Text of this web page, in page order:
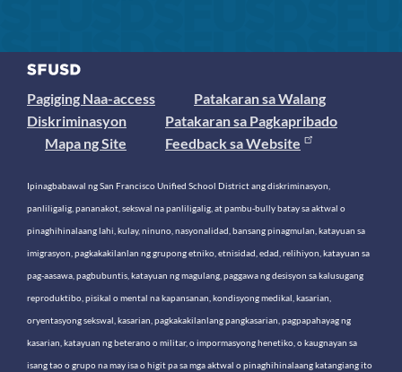
Pagiging Naa-access
Patakaran sa Walang
Diskriminasyon
Patakaran sa Pagkapribado
Mapa ng Site
Feedback sa Website
Ipinagbabawal ng San Francisco Unified School District ang diskriminasyon,
panliligalig, pananakot, sekswal na panliligalig, at pambu-bully batay sa aktwal o
pinaghihinalaang lahi, kulay, ninuno, nasyonalidad, bansang pinagmulan, katayuan sa
imigrasyon, pagkakakilanlan ng grupong etniko, etnisidad, edad, relihiyon, katayuan sa
pag-aasawa, pagbubuntis, katayuan ng magulang, paggawa ng desisyon sa kalusugang
reproduktibo, pisikal o mental na kapansanan, kondisyong medikal, kasarian,
oryentasyong sekswal, kasarian, pagkakakilanlang pangkasarian, pagpapahayag ng
kasarian, katayuan ng beterano o militar, o impormasyong henetiko, o kaugnayan sa
isang tao o grupo na may isa o higit pa sa mga aktwal o pinaghihinalaang katangiang ito